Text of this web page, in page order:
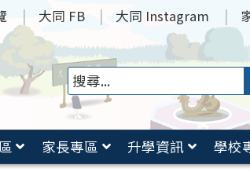
大同 FB 大同 Instagram
家長專區 升學資訊
學校